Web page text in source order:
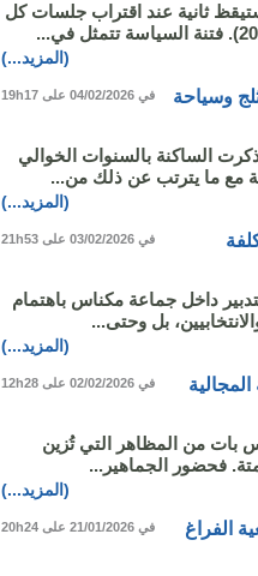
ثانية عند اقتراب جلسات كل
(المزيد...)
وسياحة
الساكنة بالسنوات الخوالي
مع ما يترتب عن ذلك من...
(المزيد...)
في 04/02/2026 على 19h17
داخل جماعة مكناس باهتمام
بل وحتى...
(المزيد...)
في 03/02/2026 على 21h53
بات من المظاهر التي تُزين
فحضور الجماهير...
(المزيد...)
في 02/02/2026 على 12h28
الفراغ
في 21/01/2026 على 20h24